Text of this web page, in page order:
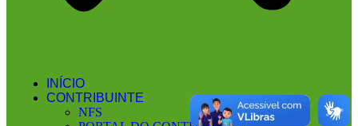
INÍCIO
CONTRIBUINTE
NFS